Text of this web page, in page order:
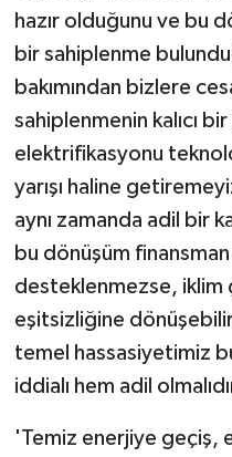
hazır olduğunu ve bu
bir sahiplenme
bakımından bizlere
sahiplenmenin kalıcı
elektrifikasyonu
yarışı haline
aynı zamanda adil bir
bu dönüşüm
desteklenmezse, iklim
eşitsizliğine
temel hassasiyetimiz
iddialı hem adil
'Temiz enerjiye geçiş,